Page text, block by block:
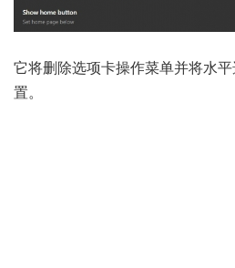
它将删除选项卡操作菜单并将水
置。